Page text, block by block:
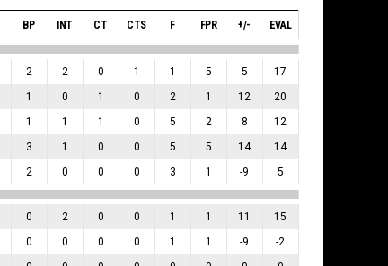
BP INT CT CTS F FPR +/- EVAL
2 2 0 1 1 5 5 17
1 0 1 0 2 1 12 20
1 1 1 0 5 2 8 12
3 1 0 0 5 5 14 14
2 0 0 0 3 1 -9 5
0 2 0 0 1 1 11 15
0 0 0 0 1 1 -9 -2